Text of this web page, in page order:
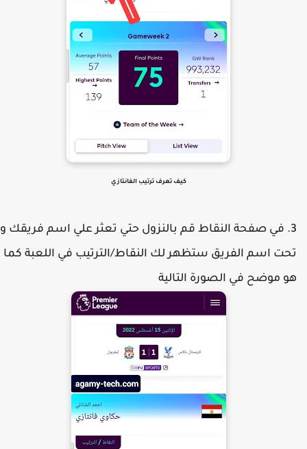
كيف تعرف ترتيب الفانتازي
في صفحة النقاط قم بالنزول حتي تعثر علي اسم فريقك و
اسم الفريق ستظهر لك النقاط/الترتيب في اللعبة كما
موضح في الصورة التالية